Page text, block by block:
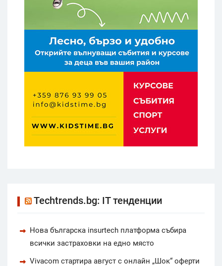
Techtrends.bg: IT тенденции
Нова българска insurtech платформа събира
всички застраховки на едно място
Vivacom стартира август с онлайн „Шок“ оферти